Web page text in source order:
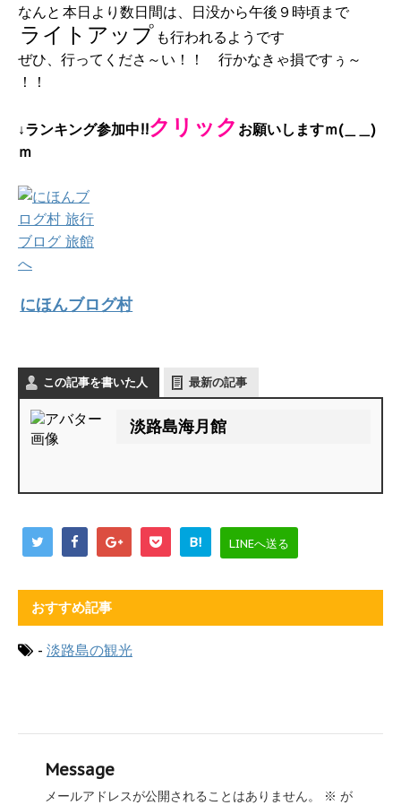
なんと 本日より数日間は、日没から午後９時頃まで
ライトアップ も行われるようです
ぜひ、行ってくださ～い！！ 行かなきゃ損ですぅ～
！！
↓ランキング参加中!!クリック お願いしますｍ(＿＿)
ｍ
にほんブログ村
この記事を書いた人 最新の記事
淡路島海月館
B! LINEへ送る
おすすめ記事
- 淡路島の観光
Message
メールアドレスが公開されることはありません。 ※ が